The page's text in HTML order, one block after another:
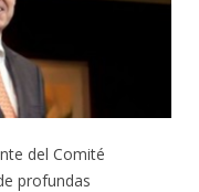
del Comité
profundas